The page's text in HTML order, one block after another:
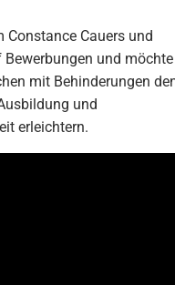
Constance Cauers und
und möchte
mit Behinderungen
und
erleichtern.